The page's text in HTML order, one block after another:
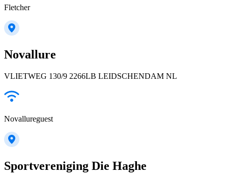
Fletcher
Novallure
VLIETWEG 130/9 2266LB LEIDSCHENDAM NL
Novallureguest
Sportvereniging Die Haghe